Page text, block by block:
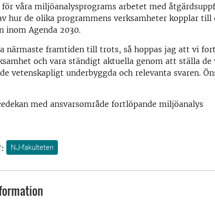
våra miljöanalysprograms arbetet med
hur de olika programmens verksamheter kopplar till
inom Agenda 2030.
närmaste framtiden till trots, så hoppas jag att vi
och vara ständigt aktuella genom att ställa de
vetenskapligt underbyggda och relevanta svaren.
med ansvarsområde fortlöpande miljöanalys
NJ-fakulteten